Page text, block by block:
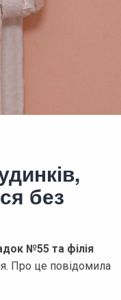
без
№55 та філія
Про це повідомила